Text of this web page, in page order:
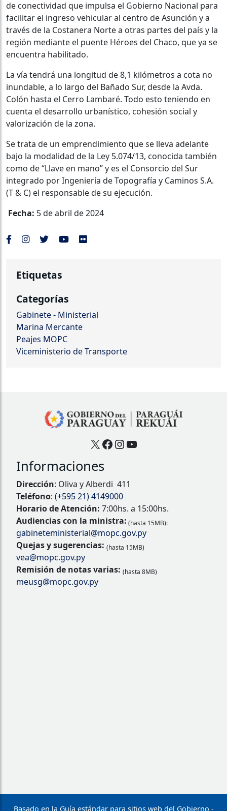
de conectividad que impulsa el Gobierno Nacional para
facilitar el ingreso vehicular al centro de Asunción y a
través de la Costanera Norte a otras partes del país y la
región mediante el puente Héroes del Chaco, que ya se
encuentra habilitado.
La vía tendrá una longitud de 8,1 kilómetros a cota no
inundable, a lo largo del Bañado Sur, desde la Avda.
Colón hasta el Cerro Lambaré. Todo esto teniendo en
cuenta el desarrollo urbanístico, cohesión social y
valorización de la zona.
Se trata de un emprendimiento que se lleva adelante
bajo la modalidad de la Ley 5.074/13, conocida también
como de “Llave en mano” y es el Consorcio del Sur
integrado por Ingeniería de Topografía y Caminos S.A.
(T & C) el responsable de su ejecución.
Fecha: 5 de abril de 2024
Etiquetas
Categorías
Gabinete - Ministerial
Marina Mercante
Peajes MOPC
Viceministerio de Transporte
X Facebook
Instagram
YouTube
Informaciones
Dirección: Oliva y Alberdi 411
Teléfono: (+595 21) 4149000
Horario de Atención: 7:00hs. a 15:00hs.
Audiencias con la ministra: (hasta 15MB):
gabineteministerial@mopc.gov.py
Quejas y sugerencias: (hasta 15MB)
vea@mopc.gov.py
Remisión de notas varias: (hasta 8MB)
meusg@mopc.gov.py
Basado en la Guía estándar para sitios web del Gobierno -